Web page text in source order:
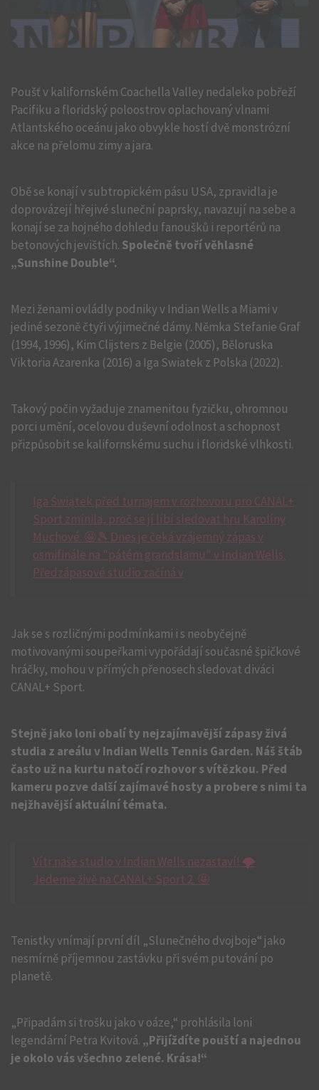
Poušť v kalifornském Coachella Valley nedaleko pobřeží
Pacifiku a floridský poloostrov oplachovaný vlnami
Atlantského oceánu jako obvykle hostí dvě monstrózní
akce na přelomu zimy a jara.
Obě se konají v subtropickém pásu USA, zpravidla je
doprovázejí hřejivé sluneční paprsky, navazují na sebe a
konají se za hojného dohledu fanoušků i reportérů na
betonových jevištích. Společně tvoří věhlasné
„Sunshine Double“.
Mezi ženami ovládly podniky v Indian Wells a Miami v
jediné sezoně čtyři výjimečné dámy. Němka Stefanie Graf
(1994, 1996), Kim Clijsters z Belgie (2005), Běloruska
Viktoria Azarenka (2016) a Iga Swiatek z Polska (2022).
Takový počin vyžaduje znamenitou fyzičku, ohromnou
porci umění, ocelovou duševní odolnost a schopnost
přizpůsobit se kalifornskému suchu i floridské vlhkosti.
Iga Świątek před turnajem v rozhovoru pro CANAL+
Sport zmínila, proč se jí líbí sledovat hru Karolíny
Muchové. 🤩🎾 Dnes je čeká vzájemný zápas v
osmifinále na "pátém grandslamu" v Indian Wells.
Předzápasové studio začíná v
Jak se s rozličnými podmínkami i s neobyčejně
motivovanými soupeřkami vypořádají současné špičkové
hráčky, mohou v přímých přenosech sledovat diváci
CANAL+ Sport.
Stejně jako loni obalí ty nejzajímavější zápasy živá
studia z areálu v Indian Wells Tennis Garden. Náš štáb
často už na kurtu natočí rozhovor s vítězkou. Před
kameru pozve další zajímavé hosty a probere s nimi ta
nejžhavější aktuální témata.
Vítr naše studio v Indian Wells nezastaví! 🌪️
Jedeme živě na CANAL+ Sport 2. 🤩
Tenistky vnímají první díl „Slunečného dvojboje“ jako
nesmírně příjemnou zastávku při svém putování po
planetě.
„Připadám si trošku jako v oáze,“ prohlásila loni
legendární Petra Kvitová. „Přijíždíte pouští a najednou
je okolo vás všechno zelené. Krása!“